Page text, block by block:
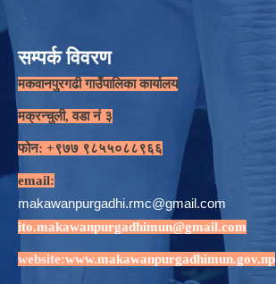
सम्पर्क विवरण
मकवानपुरगढी गाउँपालिका कार्यालय
मक्रन्चुली, वडा नं ३
फोन: +९७७ ९८५५०८८९६६
email:
makawanpurgadhi.rmc@gmail.com
ito.makawanpurgadhimun@gmail.com
website:www.makawanpurgadhimun.gov.np